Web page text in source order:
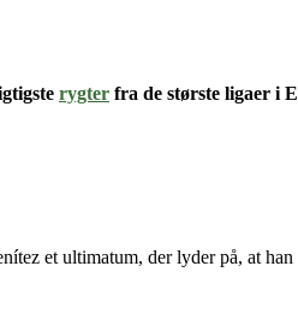
rygter fra de største ligaer i
et ultimatum, der lyder på, at